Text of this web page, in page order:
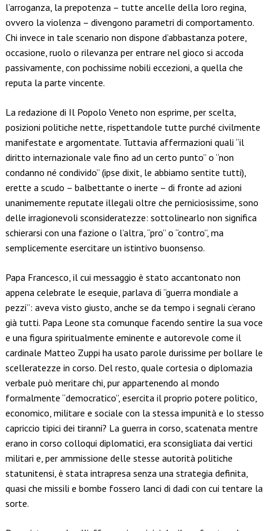
l’arroganza, la prepotenza – tutte ancelle della loro regina,
ovvero la violenza – divengono parametri di comportamento.
Chi invece in tale scenario non dispone d’abbastanza potere,
occasione, ruolo o rilevanza per entrare nel gioco si accoda
passivamente, con pochissime nobili eccezioni, a quella che
reputa la parte vincente.
La redazione di Il Popolo Veneto non esprime, per scelta,
posizioni politiche nette, rispettandole tutte purché civilmente
manifestate e argomentate. Tuttavia affermazioni quali “il
diritto internazionale vale fino ad un certo punto” o “non
condanno né condivido” (ipse dixit, le abbiamo sentite tutti),
erette a scudo – balbettante o inerte – di fronte ad azioni
unanimemente reputate illegali oltre che perniciosissime, sono
delle irragionevoli sconsideratezze: sottolinearlo non significa
schierarsi con una fazione o l’altra, “pro” o “contro”, ma
semplicemente esercitare un istintivo buonsenso.
Papa Francesco, il cui messaggio è stato accantonato non
appena celebrate le esequie, parlava di “guerra mondiale a
pezzi”: aveva visto giusto, anche se da tempo i segnali c’erano
già tutti. Papa Leone sta comunque facendo sentire la sua voce
e una figura spiritualmente eminente e autorevole come il
cardinale Matteo Zuppi ha usato parole durissime per bollare le
scelleratezze in corso. Del resto, quale cortesia o diplomazia
verbale può meritare chi, pur appartenendo al mondo
formalmente “democratico”, esercita il proprio potere politico,
economico, militare e sociale con la stessa impunità e lo stesso
capriccio tipici dei tiranni? La guerra in corso, scatenata mentre
erano in corso colloqui diplomatici, era sconsigliata dai vertici
militari e, per ammissione delle stesse autorità politiche
statunitensi, è stata intrapresa senza una strategia definita,
quasi che missili e bombe fossero lanci di dadi con cui tentare la
sorte.